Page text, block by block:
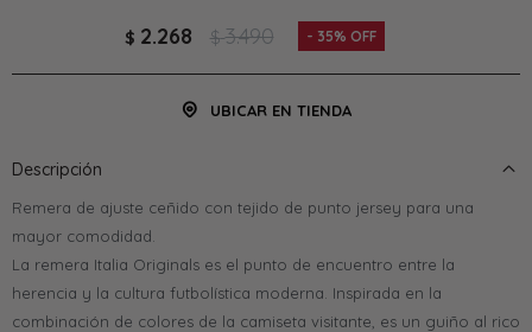
$ 2.268 $ 3.490 35
UBICAR EN TIENDA
Descripción
Remera de ajuste ceñido con tejido de punto jersey para una
mayor comodidad.
La remera Italia Originals es el punto de encuentro entre la
herencia y la cultura futbolística moderna. Inspirada en la
combinación de colores de la camiseta visitante, es un guiño al rico